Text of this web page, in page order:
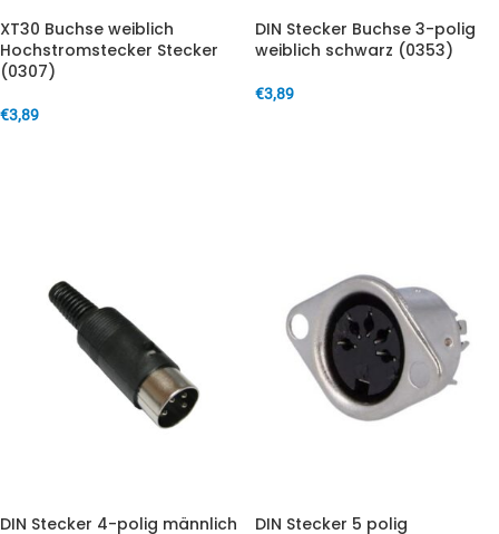
XT30 Buchse weiblich
Hochstromstecker Stecker
(0307)
€3,89
DIN Stecker Buchse 3-polig
weiblich schwarz (0353)
€3,89
DIN Stecker 4-polig männlich DIN Stecker 5 polig